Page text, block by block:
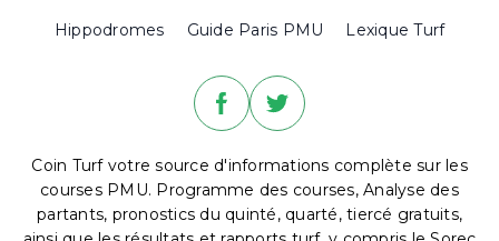
Hippodromes Guide Paris PMU Lexique Turf
Coin Turf votre source d'informations complète sur les
courses PMU. Programme des courses, Analyse des
partants, pronostics du quinté, quarté, tiercé gratuits,